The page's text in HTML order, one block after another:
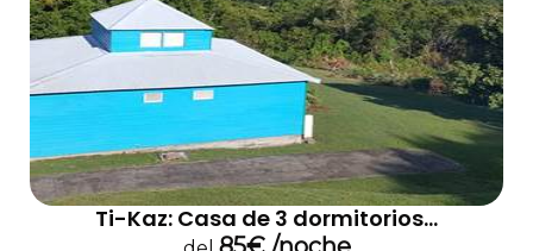
Ti-Kaz: Casa de 3 dormitorios...